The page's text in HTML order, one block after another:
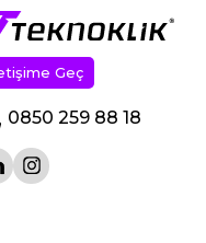
Geç
0850 259 88 18